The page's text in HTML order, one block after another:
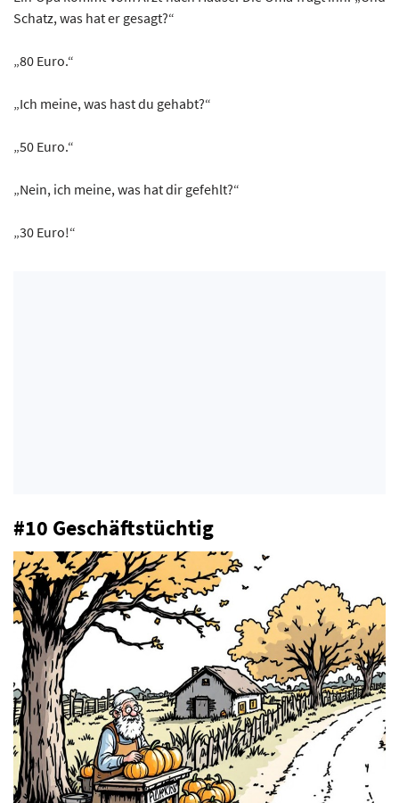
Schatz, was hat er gesagt?“
„80 Euro.“
„Ich meine, was hast du gehabt?“
„50 Euro.“
„Nein, ich meine, was hat dir gefehlt?“
„30 Euro!“
#10 Geschäftstüchtig